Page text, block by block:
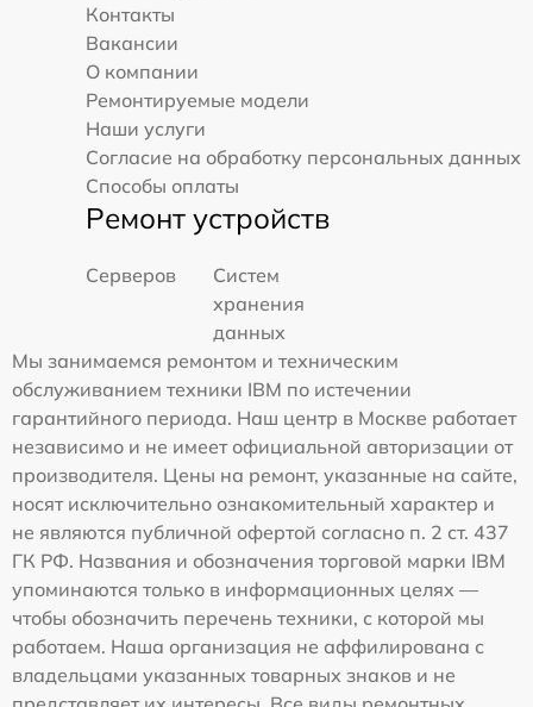
Контакты
Вакансии
О компании
Ремонтируемые модели
Наши услуги
Согласие на обработку персональных данных
Способы оплаты
Ремонт устройств
Серверов
Систем
хранения
данных
Мы занимаемся ремонтом и техническим
обслуживанием техники IBM по истечении
гарантийного периода. Наш центр в Москве работает
независимо и не имеет официальной авторизации от
производителя. Цены на ремонт, указанные на сайте,
носят исключительно ознакомительный характер и
не являются публичной офертой согласно п. 2 ст. 437
ГК РФ. Названия и обозначения торговой марки IBM
упоминаются только в информационных целях —
чтобы обозначить перечень техники, с которой мы
работаем. Наша организация не аффилирована с
владельцами указанных товарных знаков и не